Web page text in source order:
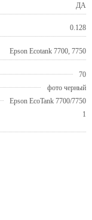
ДА
0.128
Epson Ecotank 7700, 7750
70
фото черный
Epson EcoTank 7700/7750
1